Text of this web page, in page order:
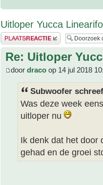
Uitloper Yucca
Plaats een reactie
Re: Uitloper
door draco op 14 jul 2018
Subwoofer
Was deze week
uitloper nu
Ik denk dat het door
gehad en de groei